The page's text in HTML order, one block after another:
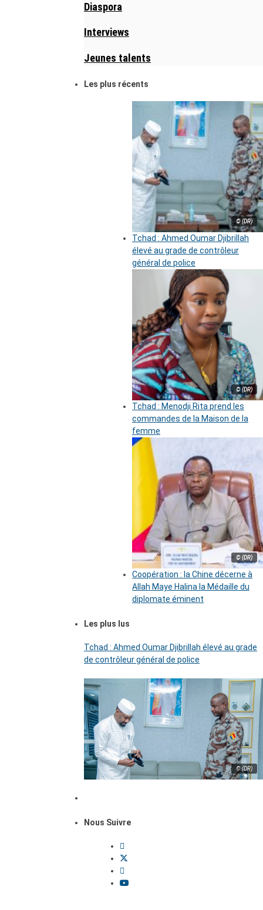
Diaspora
Interviews
Jeunes talents
Les plus récents
© (DR)
Tchad : Ahmed Oumar Djibrillah
élevé au grade de contrôleur
général de police
© (DR)
Tchad : Menodji Rita prend les
commandes de la Maison de la
femme
© (DR)
Coopération : la Chine décerne à
Allah Maye Halina la Médaille du
diplomate éminent
Les plus lus
Tchad : Ahmed Oumar Djibrillah élevé au grade
de contrôleur général de police
© (DR)
Nous Suivre